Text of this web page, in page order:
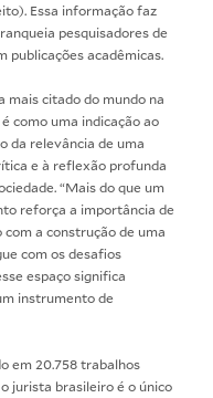
Essa informação faz
pesquisadores de
publicações acadêmicas.
mais citado do mundo na
como uma indicação ao
da relevância de uma
e à reflexão profunda
“Mais do que um
reforça a importância de
a construção de uma
com os desafios
espaço significa
instrumento de
em 20.758 trabalhos
jurista brasileiro é o único